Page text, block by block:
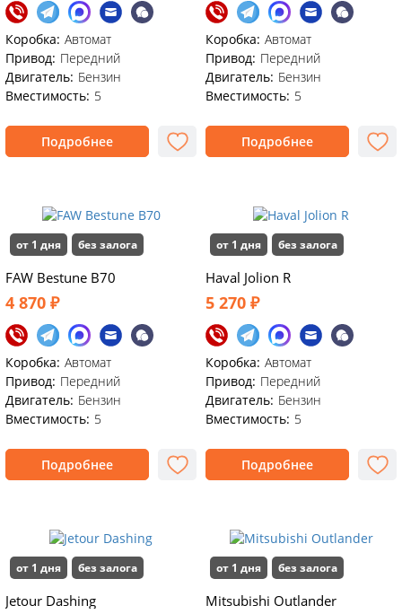
Коробка: Автомат
Привод: Передний
Двигатель: Бензин
Вместимость: 5
Подробнее
Коробка: Автомат
Привод: Передний
Двигатель: Бензин
Вместимость: 5
Подробнее
от 1 дня без залога
FAW Bestune B70
4 870 ₽
Коробка: Автомат
Привод: Передний
Двигатель: Бензин
Вместимость: 5
Подробнее
от 1 дня без залога
Haval Jolion R
5 270 ₽
Коробка: Автомат
Привод: Передний
Двигатель: Бензин
Вместимость: 5
Подробнее
от 1 дня без залога
Jetour Dashing
от 1 дня без залога
Mitsubishi Outlander